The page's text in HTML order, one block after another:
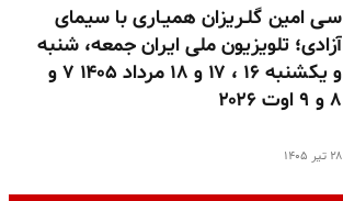
سـی امین گلـریزان همیـاری با سیمای
آزادی؛ تلویزیون ملی ایران جمعه، شنبه
و یکشنبه ۱۶ ، ۱۷ و ۱۸ مرداد ۱۴۰۵ ۷ و
۸ و ۹ اوت ۲۰۲۶
۲۸ تیر ۱۴۰۵